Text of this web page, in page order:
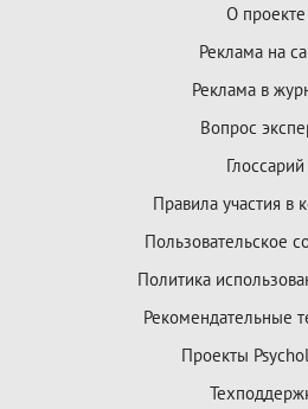
О проекте
Реклама на
Реклама в
Вопрос
Глоссарий
Правила участия в
Пользовательское
Политика
Рекомендательные
Проекты